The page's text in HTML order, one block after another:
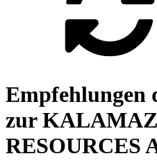
Empfehlungen
zur
RESOURCES